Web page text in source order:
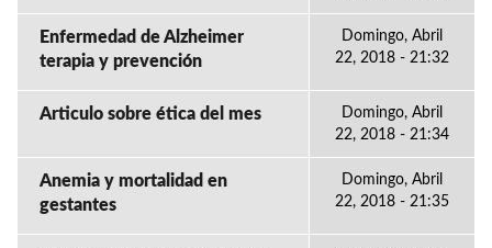
Enfermedad de Alzheimer
terapia y prevención
Domingo, Abril
22, 2018 - 21:32
Articulo sobre ética del mes
Domingo, Abril
22, 2018 - 21:34
Anemia y mortalidad en
gestantes
Domingo, Abril
22, 2018 - 21:35